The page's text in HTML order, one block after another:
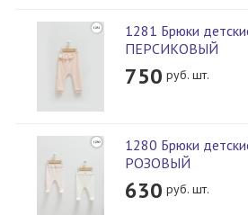
1281 Брюки
ПЕРСИКОВЫЙ
750 руб. шт.
1280 Брюки
РОЗОВЫЙ
630 руб. шт.